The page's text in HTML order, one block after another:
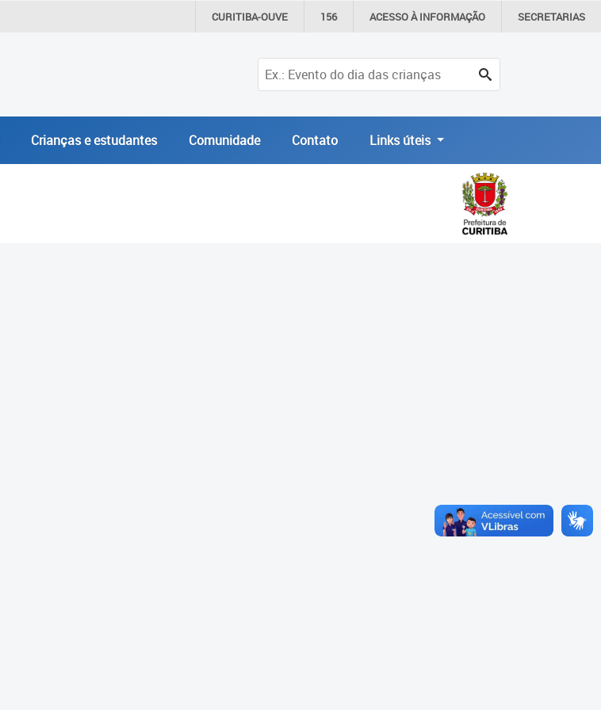
CURITIBA-OUVE 156 ACESSO ÀINFORMAÇÃO SECRETARIAS
Crianças e estudantes Comunidade Contato Links úteis